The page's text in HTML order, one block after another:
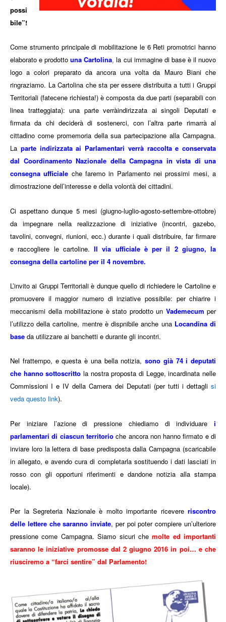
possi
bile”!
Come strumento principale di mobilitazione le 6 Reti promotrici hanno
elaborato e prodottouna Cartolina,la cui immagine di base è il nuovo
logo a colori preparato da ancora una volta da Mauro Biani che
ringraziamo. La Cartolina che sta per essere distribuita a tutti i Gruppi
Territoriali (fatecene richiesta!) è composta da due parti (separabili con
linea tratteggiata): una parte verràindirizzata ai singoli Deputati e
firmata da chi deciderà di sostenerci, con l’altra parte rimarrà al
cittadino come promemoria della sua partecipazione alla Campagna.
La parte indirizzata ai Parlamentari verrà raccolta e conservata
dal Coordinamento Nazionale della Campagna in vista di una
consegna ufficiale che faremo in Parlamento nei prossimi mesi, a
dimostrazione dell’interesse e della volontà dei cittadini.
Ci aspettano dunque 5 mesi (giugno-luglio-agosto-settembre-ottobre)
da impegnare nella realizzazione di iniziative (incontri, gazebo,
tavolini, convegni, riunioni, ecc.) durante i quali distribuire, far firmare
e raccogliere le cartoline. Il via ufficiale è per il 2 giugno, la
consegna della cartoline per il 4 novembre.
L’invito ai Gruppi Territoriali è dunque quello di richiedere le Cartoline e
promuovere il maggior numero di inziative possibile: per chiarire i
meccanismi della mobilitazione è stato prodotto un Vademecum per
l’utilizzo della cartoline, mentre è dispnibile anche una Locandina di
base da utilizzare ai banchetti e durante gli incontri.
Nel frattempo, e questa è una bella notizia, sono già 74 i deputati
che hanno sottoscritto la nostra proposta di Legge, incardinata nelle
Commissioni I e IV della Camera dei Deputati (per tutti i dettagli si
veda questo link).
Per iniziare l’azione di pressione chiediamo di individuare i
parlamentari di ciascun territorioche ancora non hanno firmato e di
inviare loro la lettera di base predisposta dalla Campagna (scaricabile
in allegato, e avendo cura di completarla sostituendo i dati lasciati in
rosso con gli opportuni riferimenti e dandone notizia alla stampa
locale).
Per la Segreteria Nazionale è molto importante ricevere riscontro
delle lettere che saranno inviate, per poi poter compiere un’ulteriore
pressione come Campagna.Siamo sicuri chemolte ed importanti
saranno le iniziative promosse dal 2 giugno 2016 in poi… e che
riusciremo a “farci sentire” dal Parlamento!